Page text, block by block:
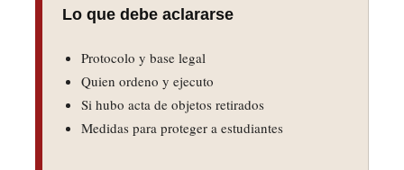
Lo que debe aclararse
Protocolo y base legal
Quien ordeno y ejecuto
Si hubo acta de objetos retirados
Medidas para proteger a estudiantes